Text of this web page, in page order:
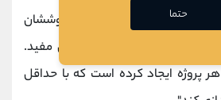
اول اینکه آنها از نحوه کار همه چیز در Binance Chain خوششان
تا مستندات عالی و ابزارهای مفید.
پروژه ایجاد کرده است که با حداقل
حتما